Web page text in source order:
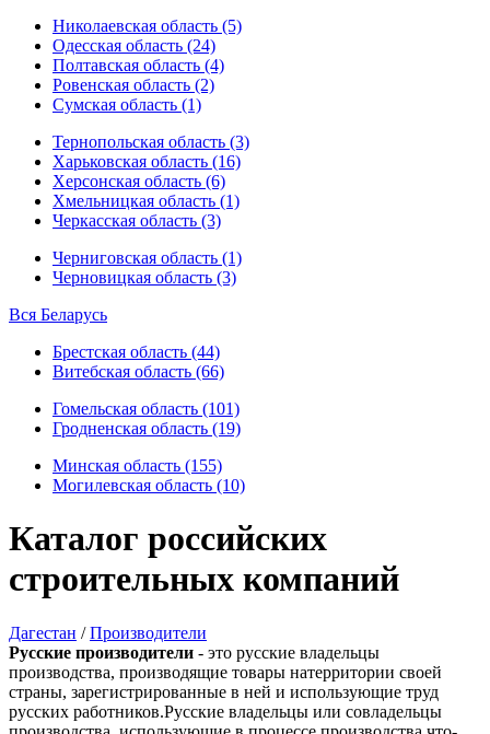
Николаевская область (5)
Одесская область (24)
Полтавская область (4)
Ровенская область (2)
Сумская область (1)
Тернопольская область (3)
Харьковская область (16)
Херсонская область (6)
Хмельницкая область (1)
Черкасская область (3)
Черниговская область (1)
Черновицкая область (3)
Вся Беларусь
Брестская область (44)
Витебская область (66)
Гомельская область (101)
Гродненская область (19)
Минская область (155)
Могилевская область (10)
Каталог российских
строительных компаний
Дагестан /Производители
Русские производители - это русские владельцы
производства, производящие товары натерритории своей
страны, зарегистрированные в ней и использующие труд
русских работников.Русские владельцы или совладельцы